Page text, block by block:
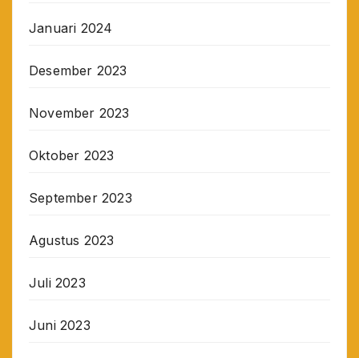
Januari 2024
Desember 2023
November 2023
Oktober 2023
September 2023
Agustus 2023
Juli 2023
Juni 2023